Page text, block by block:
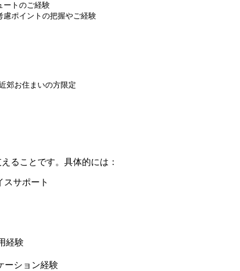
ートのご経験
慮ポイントの把握やご経験
お住まいの方限定
ることです。具体的には：
スサポート
経験
ーション経験